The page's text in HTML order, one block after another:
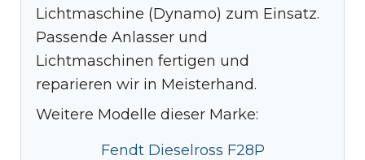
Lichtmaschine (Dynamo) zum Einsatz.
Passende Anlasser und
Lichtmaschinen fertigen und
reparieren wir in Meisterhand.
Weitere Modelle dieser Marke:
Fendt Dieselross F28P